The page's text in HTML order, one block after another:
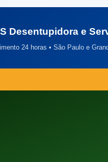
Desentupidora e
24 horas • São Paulo e